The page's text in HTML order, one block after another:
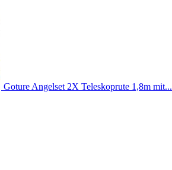
Goture Angelset 2X Teleskoprute 1,8m mit...